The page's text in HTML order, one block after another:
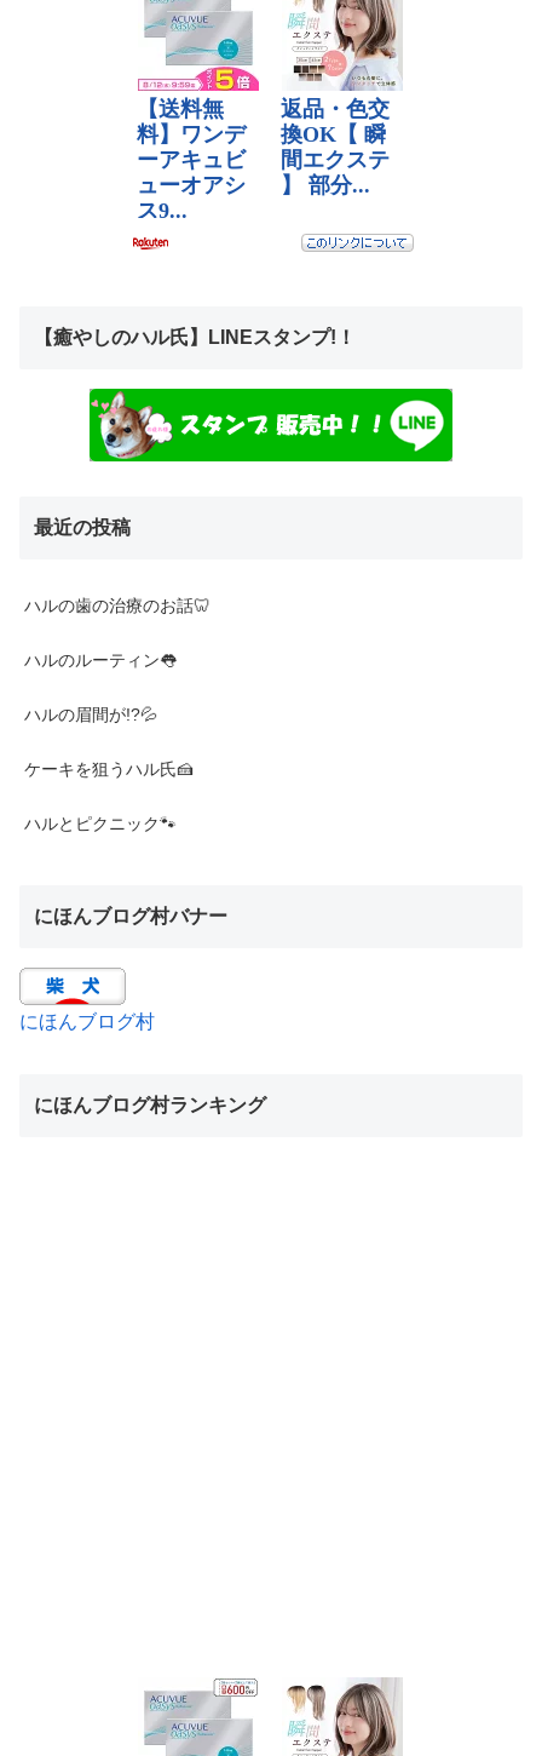
【癒やしのハル氏】LINEスタンプ!！
最近の投稿
ハルの歯の治療のお話🦷
ハルのルーティン👅
ハルの眉間が!?💦
ケーキを狙うハル氏🍰
ハルとピクニック🐾
にほんブログ村バナー
にほんブログ村
にほんブログ村ランキング